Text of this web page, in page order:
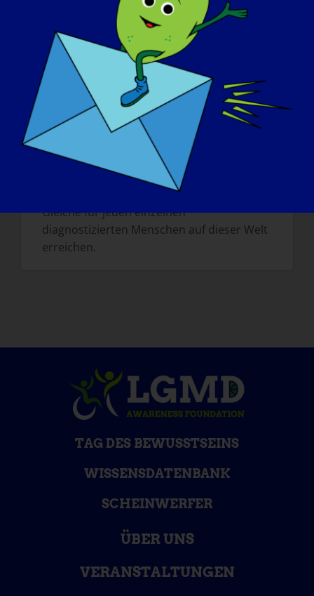
wissenschaftliche Forschung und die
Organisation, die daran arbeitet, das
Bewusstsein zu schärfen und den von
dieser fortschreitenden neuromuskulären
Krankheit betroffenen Personen und
Familien Erleichterung zu verschaffen.
Wenn Ihre LGMD morgen "geheilt"
werden könnte, was würden Sie als
Erstes tun wollen?
Wenn ich geheilt werde, möchte ich das
Gleiche für jeden einzelnen
diagnostizierten Menschen auf dieser Welt
erreichen.
TAG DES BEWUSSTSEINS
WISSENSDATENBANK
SCHEINWERFER
ÜBER UNS
VERANSTALTUNGEN